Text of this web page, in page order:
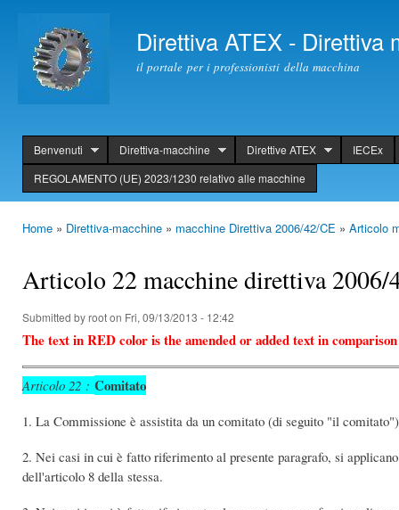
Direttiva ATEX - Direttiva
il portale per i professionisti della macchina
header
Benvenuti Direttiva-macchine Direttive ATEX
IECEx
REGOLAMENTO (UE) 2023/1230 relativo alle macchine
Home » Direttiva-macchine » macchine Direttiva 2006/42/CE » Articolo
Articolo 22 macchine direttiva
Submitted byrooton Fri, 09/13/2013 - 12:42
The text in RED color is the amended or added text in
Articolo 22 : Comitato
1. La Commissione è assistita da un comitato (di seguito "il
2. Nei casi in cui è fatto riferimento al presente paragrafo, si
dell'articolo 8 della stessa.